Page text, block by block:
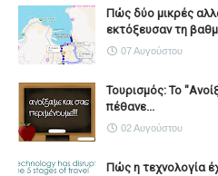
Πώς δύο μικρές
εκτόξευσαν τη
07 Αυγούστου
Τουρισμός: Το
πέθανε...
02 Αυγούστου
Πώς η τεχνολογία